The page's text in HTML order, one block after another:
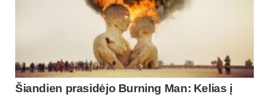
Šiandien prasidėjo Burning Man: Kelias į